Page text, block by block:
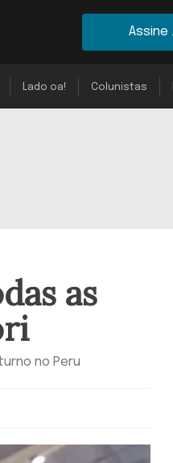
Assine
Lado oa! Colunistas
as
no Peru